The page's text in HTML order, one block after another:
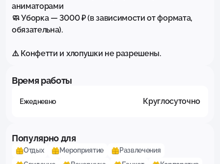
аниматорами
🧼 Уборка — 3000 ₽ (в зависимости от формата,
обязательна).
⚠️ Конфетти и хлопушки не разрешены.
Время работы
Ежедневно Круглосуточно
Популярно для
Отдых Мероприятие
Развлечения